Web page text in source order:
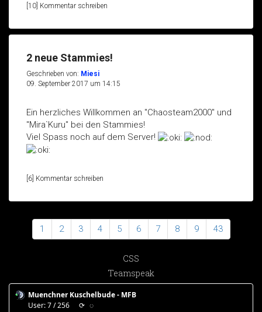
[10] Kommentar schreiben
2 neue Stammies!
Geschrieben von: Miesi
09. September 2017 um 14:15
Ein herzliches Willkommen an "Chaosteam2000" und
"Mira`Kuru" bei den Stammies!
Viel Spass noch auf dem Server!
[6] Kommentar schreiben
1 2 3 4 5 6 7 8 9 43
CSS
Teamspeak
Muenchner Kuschelbude - MFB
User: 7 / 256
⟳ ◌